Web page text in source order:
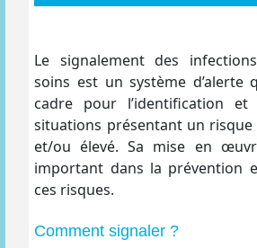
Le signalement des
soins est un système d’alerte
cadre pour l’identification
situations présentant un
et/ou élevé. Sa mise en
important dans la prévention
ces risques.
Comment signaler ?